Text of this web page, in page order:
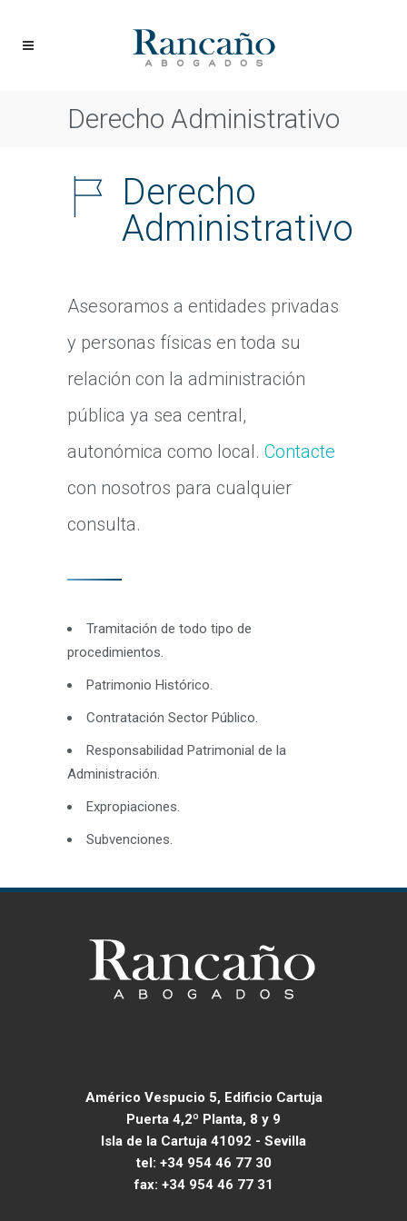
Derecho Administrativo
Derecho
Administrativo
Asesoramos a entidades privadas
y personas físicas en toda su
relación con la administración
pública ya sea central,
autonómica como local. Contacte
con nosotros para cualquier
consulta.
Tramitación de todo tipo de
procedimientos.
Patrimonio Histórico.
Contratación Sector Público.
Responsabilidad Patrimonial de la
Administración.
Expropiaciones.
Subvenciones.
Américo Vespucio 5, Edificio Cartuja
Puerta 4,2º Planta, 8 y 9
Isla de la Cartuja 41092 - Sevilla
tel: +34 954 46 77 30
fax: +34 954 46 77 31